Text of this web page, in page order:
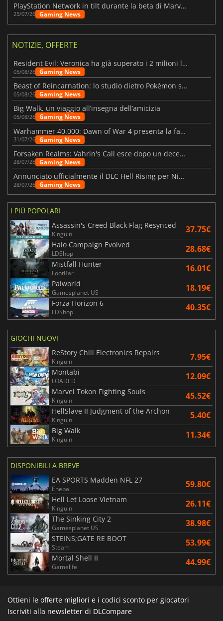
PlayStation Network in tilt durante la beta di Marvel Tōkon
25/07/26 Gaming News
NOTIZIE, OFFERTE
Resident Evil: Veronica ha già superato i 2 milioni liste dei desideri
05/08/26 Gaming News
Beast of Reincarnation: lo studio dietro Pokémon su una nuova strada
05/08/26 Gaming News
Big Walk, un viaggio all’insegna dell’amicizia
05/08/26 Gaming News
Warhammer 40.000: Dawn of War 4 presenta la fazione dei Necron
31/07/26 Gaming News
Forsaken Realms: Vahrin's Call esce dopo un decennio di sviluppo
28/07/26 Gaming News
Annunciato ufficialmente il DLC Hell Rising per Nioh 3
28/07/26 Gaming News
I PIÙ POPOLARI
Assassin's Creed Black Flag Resynced
Kinguin 37.75€
Halo Campaign Evolved
LDShop 28.68€
Mistfall Hunter
LootBar 16.01€
Palworld
Gamesplanet US 18.19€
Forza Horizon 6
LDShop 40.35€
GIOCHI NUOVI
ReStory Chill Electronics Repairs
Kinguin 7.95€
Montabi
LOADED 12.09€
Marvel Tokon Fighting Souls
Kinguin 45.52€
HellSlave II Judgment of the Archon
Kinguin 5.40€
Big Walk
Kinguin 11.34€
DISPONIBILI A BREVE
EA SPORTS Madden NFL 27
Eneba 59.80€
Hell Let Loose Vietnam
Kinguin 26.11€
The Sinking City 2
Gamesplanet US 38.98€
STEINS;GATE RE BOOT
Steam 53.99€
Mortal Shell II
Gamelife 44.99€
Ottieni le offerte migliori e i codici sconto per giocatori
Iscriviti alla newsletter di DLCompare